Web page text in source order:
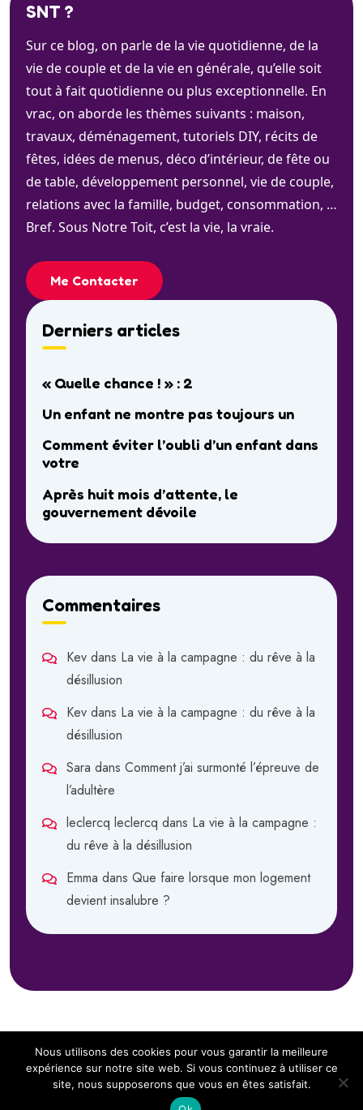
SNT ?
Sur ce blog, on parle de la vie quotidienne, de la
vie de couple et de la vie en générale, qu’elle soit
tout à fait quotidienne ou plus exceptionnelle. En
vrac, on aborde les thèmes suivants : maison,
travaux, déménagement, tutoriels DIY, récits de
fêtes, idées de menus, déco d’intérieur, de fête ou
de table, développement personnel, vie de couple,
relations avec la famille, budget, consommation, …
Bref. Sous Notre Toit, c’est la vie, la vraie.
Me Contacter
Derniers articles
« Quelle chance ! » : 2
Un enfant ne montre pas toujours un
Comment éviter l’oubli d’un enfant dans
votre
Après huit mois d’attente, le
gouvernement dévoile
Commentaires
Kev dans La vie à la campagne : du rêve à la
désillusion
Kev dans La vie à la campagne : du rêve à la
désillusion
Sara dans Comment j’ai surmonté l’épreuve de
l’adultère
leclercq leclercq dans La vie à la campagne :
du rêve à la désillusion
Emma dans Que faire lorsque mon logement
devient insalubre ?
Sous Notre Toit.
Nous utilisons des cookies pour vous garantir la meilleure
expérience sur notre site web. Si vous continuez à utiliser ce
site, nous supposerons que vous en êtes satisfait.